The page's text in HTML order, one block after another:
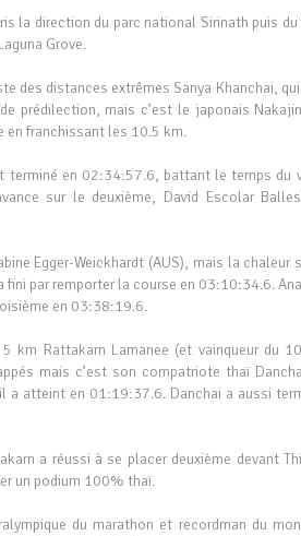
la direction du parc national Sirinath puis
Grove.
des distances extrêmes Sanya Khanchai,
prédilection, mais c’est le japonais
en franchissant les 10.5 km.
en 02:34:57.6, battant le temps du
sur le deuxième, David Escolar
Egger-Weickhardt (AUS), mais la
par remporter la course en 03:10:34.6.
en 03:38:19.6.
km Rattakarn Lamanee (et vainqueur du
mais c’est son compatriote thaï
a atteint en 01:19:37.6. Danchai a aussi
a réussi à se placer deuxième devant
un podium 100% thaï.
du marathon et recordman du